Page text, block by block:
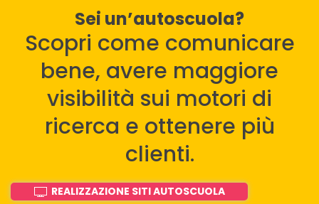
Sei un’autoscuola?
Scopri come comunicare
bene, avere maggiore
visibilità sui motori di
ricerca e ottenere più
clienti.
REALIZZAZIONE SITI AUTOSCUOLA